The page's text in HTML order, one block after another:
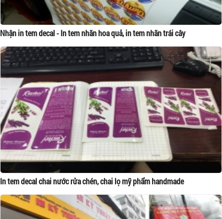
Nhận in tem decal - In tem nhãn hoa quả, in tem nhãn trái cây
In tem decal chai nước rửa chén, chai lọ mỹ phẩm handmade